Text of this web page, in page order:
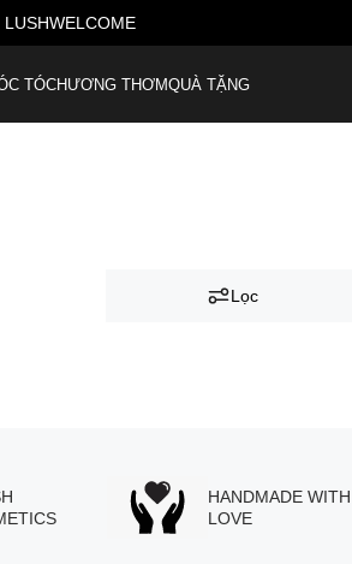
TÓCHƯƠNG THƠMQUÀ TẶNG
Lọc
HANDMADE WITH
LOVE